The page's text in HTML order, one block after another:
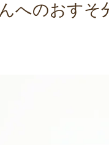
へのおすそ